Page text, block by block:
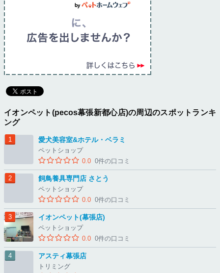
イオンペット(pecos幕張新都心店)の周辺のスポットランキ
ング
愛犬美容室&ホテル・ベラミ
ペットショップ
0.0 0件の口コミ
飼鳥養具専門店 さとう
ペットショップ
0.0 0件の口コミ
イオンペット(幕張店)
ペットショップ
0.0 0件の口コミ
アスティ幕張店
トリミング